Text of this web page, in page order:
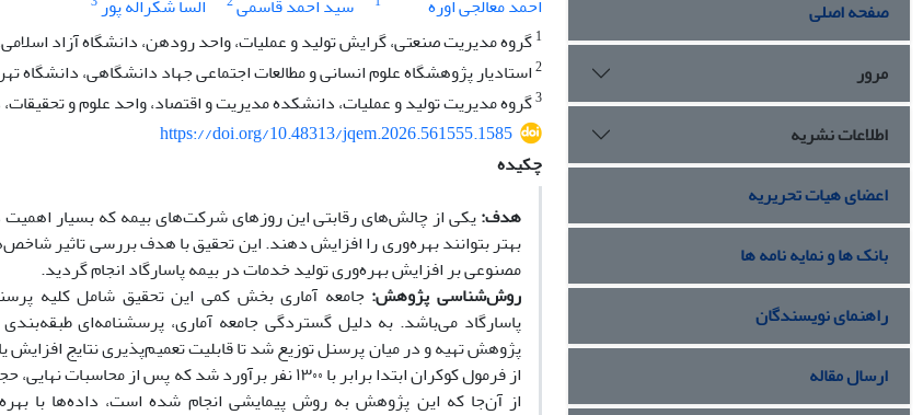
احمد معالجی اوره
سید احمد قاسمی السا شکراله پور
1گروه مدیریت صنعتی، گرایش تولید و عملیات، واحد رودهن، دانشگاه آزاد
2استادیار پژوهشگاه علوم انسانی و مطالعات اجتماعی جهاد دانشگاهی، دانشگاه
3گروه مدیریت تولید و عملیات، دانشکده مدیریت و اقتصاد، واحد علوم و تحقیقات،
https://doi.org/10.48313/jqem.2026.561555.1585
چکیده
هدف:یکی از چالش‌های رقابتی این روزهای شرکتهای بیمه که بسیار
بهتر بتوانند بهره‌وری را افزایش دهند. این تحقیق با هدف بررسی تاثیر شاخص
مصنوعی بر افزایش بهرهوری تولید خدمات در بیمه پاسارگاد انجام گردید.
روش‌شناسی پژوهش: جامعه آماری بخش کمی این تحقیق شامل کلیه
پاسارگاد می‌باشد. به دلیل گستردگی جامعه آماری، پرسشنامه‌ای
پژوهش تهیه و در میان پرسنل توزیع شد تا قابلیت تعمیم‌پذیری نتایج افزایش
از فرمول کوکران ابتدا برابر با۱۳۰۰نفر برآورد شد که پس از محاسبات نهایی،
از آن‌جا که این پژوهش به روش پیمایشی انجام شده است، داده‌ها با
صفحه اصلی
مرور
اطلاعات نشریه
اعضای هیات تحریریه
بانک ها و نمایه نامه ها
راهنمای نویسندگان
ارسال مقاله